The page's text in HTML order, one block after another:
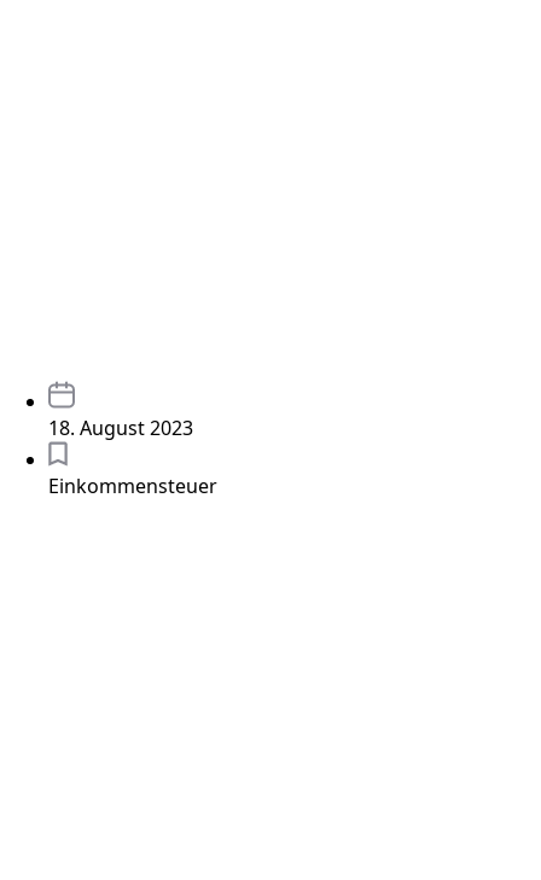
18. August 2023
Einkommensteuer